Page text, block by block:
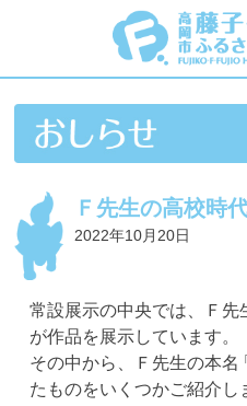
Ｆ先生の高校時代
2022年10月20日
常設展示の中央では、Ｆ先
が作品を展示しています。
その中から、Ｆ先生の本名
たものをいくつかご紹介し